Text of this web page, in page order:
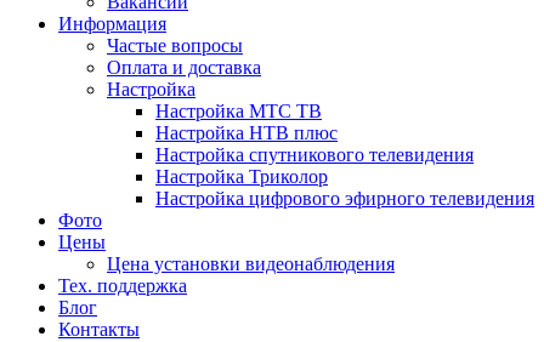
Информация
Частые вопросы
Оплата и доставка
Настройка
Настройка МТС ТВ
Настройка НТВ плюс
Настройка спутникового телевидения
Настройка Триколор
Настройка цифрового эфирного телевидения
Фото
Цены
Цена установки видеонаблюдения
Тех. поддержка
Блог
Контакты